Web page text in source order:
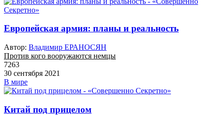
Европейская армия: планы и реальность
Автор: Владимир ЕРАНОСЯН
Против кого вооружаются немцы
7263
30 сентября 2021
В мире
Китай под прицелом